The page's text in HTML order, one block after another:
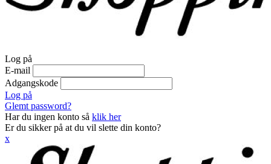
Log på
E-mail
Adgangskode
Log på
Glemt password?
Har du ingen konto så klik her
Er du sikker på at du vil slette din konto?
x